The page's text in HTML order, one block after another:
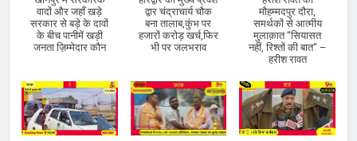
वादों और जहाँ खड़े
सरकार से बड़े के दावों
के बीच पानीमें खड़ी
जनता ज़िम्मेदार कौन
द्वार चंद्राचार्य चौक
बना तालाब,कुंभ पर
हजारों करोड़ खर्च,फिर
भी पर जलभराव
मौहम्मदपुर दौरा,
समर्थकों से आत्मीय
मुलाक़ात “सियासत
नहीं, रिश्तों की बात” –
हरीश रावत